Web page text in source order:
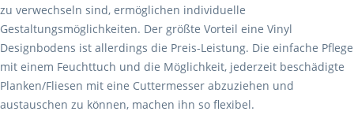
zu verwechseln sind, ermöglichen individuelle
Gestaltungsmöglichkeiten. Der größte Vorteil eine Vinyl
Designbodens ist allerdings die Preis-Leistung. Die einfache Pflege
mit einem Feuchttuch und die Möglichkeit, jederzeit beschädigte
Planken/Fliesen mit eine Cuttermesser abzuziehen und
austauschen zu können, machen ihn so flexibel.